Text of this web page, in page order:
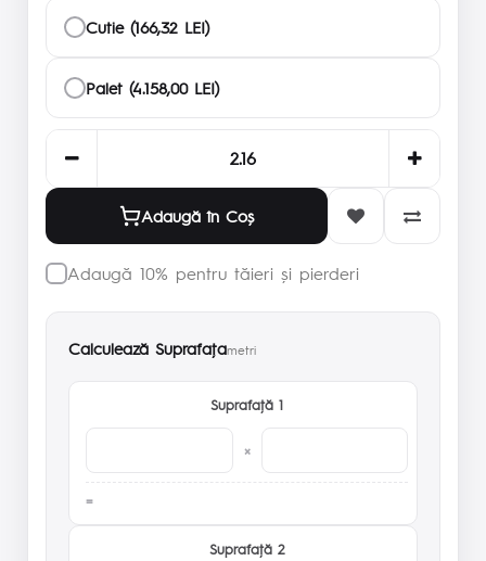
Cutie (166,32 LEI)
Palet (4.158,00 LEI)
Adaugă în Coş
Adaugă 10% pentru tăieri și pierderi
Calculează Suprafaţametri
Suprafaţă 1
×
Suprafaţă 2